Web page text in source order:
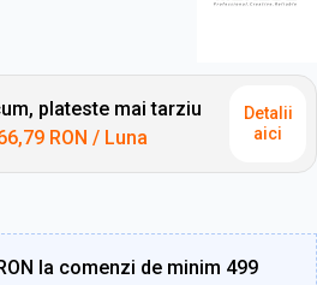
plateste mai tarziu
RON / Luna
Detalii
aici
la comenzi de minim 499